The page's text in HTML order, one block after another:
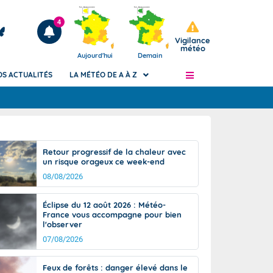
Articles
4
Aujourd'hui Demain
Vigilance
météo
de
Phénomènes dangereux de J+2 à J+7
Avertissement pluies intenses à l'échelle
des communes (Apic)
Bulletins Marine
Bulletins d'estimation du risque
d'avalanche
Météo des forêts
Vigicrues
ACTUALITÉS LA MÉTÉO DE A À Z
Retour progressif de la chaleur avec
un risque orageux ce week-end
08/08/2026
Éclipse du 12 août 2026 : Météo-
France vous accompagne pour bien
l'observer
07/08/2026
Feux de forêts : danger élevé dans le